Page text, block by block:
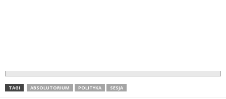
TAGI ABSOLUTORIUM POLITYKA SESJA